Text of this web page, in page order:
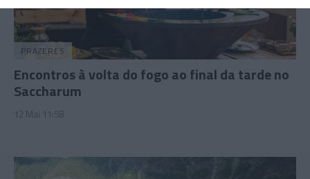
PRAZERES
Encontros à volta do fogo ao final da tarde no
Saccharum
12 Mai 11:58